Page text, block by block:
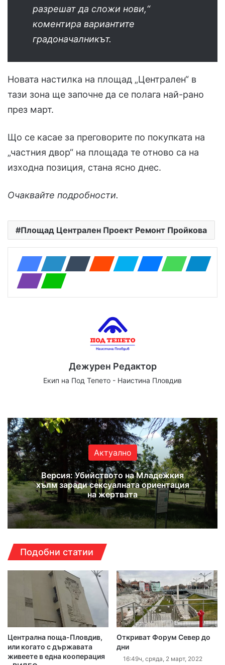
разрешат да сложи нови,“
коментира вариантите
градоначалникът.
Новата настилка на площад „Централен“ в
тази зона ще започне да се полага най-рано
през март.
Що се касае за преговорите по покупката на
„частния двор“ на площада те отново са на
изходна позиция, стана ясно днес.
Очаквайте подробности.
Площад Централен Проект Ремонт Пройкова
Дежурен Редактор
Екип на Под Тепето - Наистина Пловдив
te bo
ok
ub
e
ra
m
Актуално
Версия: Убийството на Младежкия
хълм заради сексуалната ориентация
на жертвата
Подобни статии
Централна поща-Пловдив,
или когато с държавата
живеете в една кооперация
Откриват Форум Север до
дни
16:49ч, сряда, 2 март, 2022